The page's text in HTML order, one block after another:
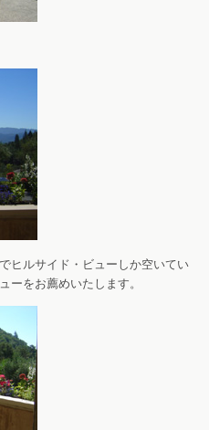
ヒルサイド・ビューしか空いてい
ューをお薦めいたします。